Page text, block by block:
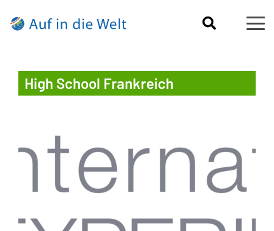
High School Frankreich